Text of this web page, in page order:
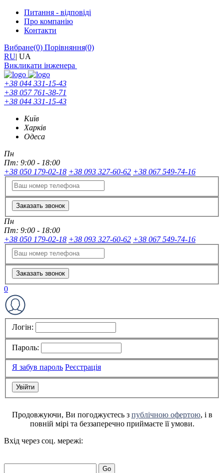
Питання - відповіді
Про компанію
Контакти
Вибране(0) Порівняння(0)
RU| UA
Викликати інженера
+38 044 331-15-43
+38 057 761-38-71
+38 044 331-15-43
Київ
Харків
Одеса
Пн
Пт: 9:00 - 18:00
+38 050 179-02-18 +38 093 327-60-62 +38 067 549-74-16
Заказать звонок
Пн
Пт: 9:00 - 18:00
+38 050 179-02-18 +38 093 327-60-62 +38 067 549-74-16
Заказать звонок
0
Логін:
Пароль:
Я забув пароль Реєстрація
Продовжуючи, Ви погоджуєтесь з публічною офертою, і в
повній мірі та беззаперечно приймаєте її умови.
Вхід через соц. мережі:
Go